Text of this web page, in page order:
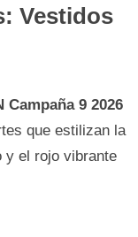
Vestidos
Campaña 9 2026
que estilizan la
y el rojo vibrante